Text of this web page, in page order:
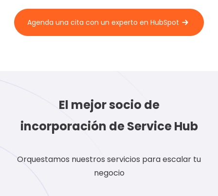
Agenda una cita con un experto en HubSpot
El mejor socio de
incorporación de Service Hub
Orquestamos nuestros servicios para escalar tu
negocio